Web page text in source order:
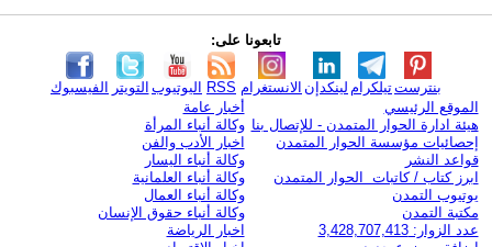
تابعونا على:
الفيسبوك التويتر اليوتيوب RSS الانستغرام لينكدإن تيلكرامبنترست
الموقع الرئيسي
هيئة ادارة الحوار المتمدن - للإتصال بنا
إحصائيات مؤسسة الحوار المتمدن
قواعد النشر
ابرز كتاب / كاتبات الحوار المتمدن
يوتيوب التمدن
مكتبة التمدن
عدد الزوار: 3,428,707,413
أخبار عامة
وكالة أنباء المرأة
اخبار الأدب والفن
وكالة أنباء اليسار
وكالة أنباء العلمانية
وكالة أنباء العمال
وكالة أنباء حقوق الإنسان
اخبار الرياضة